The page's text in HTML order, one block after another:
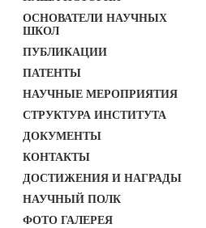
ОСНОВАТЕЛИ НАУЧНЫХ
ШКОЛ
ПУБЛИКАЦИИ
ПАТЕНТЫ
НАУЧНЫЕ МЕРОПРИЯТИЯ
СТРУКТУРА ИНСТИТУТА
ДОКУМЕНТЫ
КОНТАКТЫ
ДОСТИЖЕНИЯ И НАГРАДЫ
НАУЧНЫЙ ПОЛК
ФОТО ГАЛЕРЕЯ